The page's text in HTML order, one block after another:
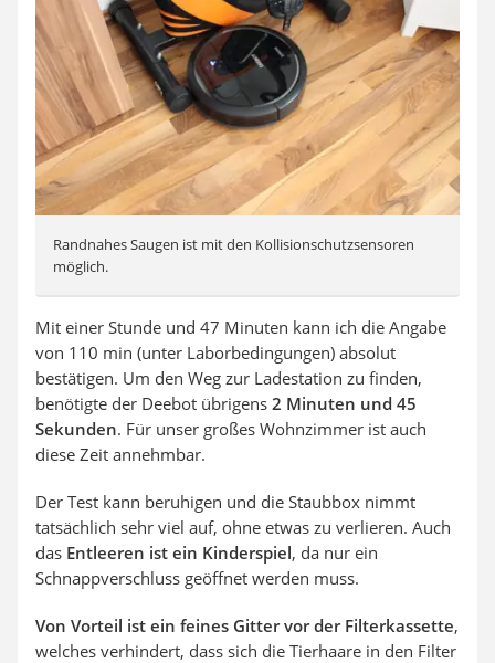
Randnahes Saugen ist mit den Kollisionschutzsensoren
möglich.
Mit einer Stunde und 47 Minuten kann ich die Angabe
von 110 min (unter Laborbedingungen) absolut
bestätigen. Um den Weg zur Ladestation zu finden,
benötigte der Deebot übrigens 2 Minuten und 45
Sekunden. Für unser großes Wohnzimmer ist auch
diese Zeit annehmbar.
Der Test kann beruhigen und die Staubbox nimmt
tatsächlich sehr viel auf, ohne etwas zu verlieren. Auch
das Entleeren ist ein Kinderspiel, da nur ein
Schnappverschluss geöffnet werden muss.
Von Vorteil ist ein feines Gitter vor der Filterkassette,
welches verhindert, dass sich die Tierhaare in den Filter